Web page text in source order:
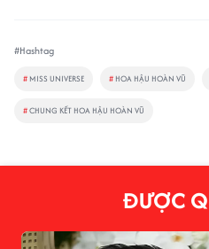
#Hashtag
# MISS UNIVERSE # HOA HẬU HOÀN VŨ
#CHUNG KẾT HOA HẬU HOÀN VŨ
ĐƯỢC